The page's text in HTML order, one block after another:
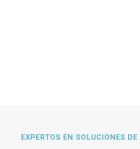
EXPERTOS EN SOLUCIONES